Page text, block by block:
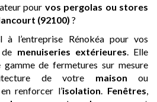
pour vos pergolas ou stores
(92100) ?
l’entreprise Rénokéa pour vos
de menuiseries extérieures . Elle
de fermetures sur mesure
de votre maison ou
renforcer l’isolation Fenêtres